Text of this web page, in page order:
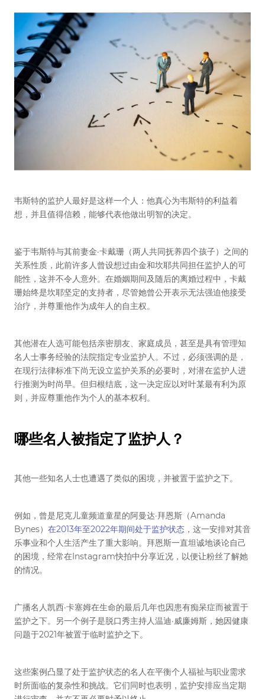
韦斯特的监护人最好是这样一个人：他真心为韦斯特的利益着
想，并且值得信赖，能够代表他做出明智的决定。
鉴于韦斯特与其前妻金·卡戴珊（两人共同抚养四个孩子）之间的
关系性质，此前许多人曾设想过由金和坎耶共同担任监护人的可
能性，这并不令人意外。在婚姻期间及随后的离婚过程中，卡戴
珊始终是坎耶坚定的支持者，尽管她曾公开表示无法强迫他接受
治疗，并尊重他作为成年人的自主权。
其他潜在人选可能包括亲密朋友、家庭成员，甚至是具有管理知
名人士事务经验的法院指定专业监护人。不过，必须强调的是，
在现行法律标准下尚无设立监护关系的必要时，对潜在监护人进
行推测为时尚早。但归根结底，这一决定应以对叶某最有利为原
则，并应尊重他作为个人的基本权利。
哪些名人被指定了监护人？
其他一些知名人士也遭遇了类似的困境，并被置于监护之下。
例如，曾是尼克儿童频道童星的阿曼达·拜恩斯（Amanda
Bynes） 在2013年至2022年期间处于监护状态 ，这一安排对其音
乐事业和个人生活产生了重大影响。拜恩斯一直坦诚地谈论自己
的困境，经常在Instagram快拍中分享近况，以便让粉丝了解她
的情况。
广播名人凯西·卡塞姆在生命的最后几年也因患有痴呆症而被置于
监护之下。另一个例子是脱口秀主持人温迪·威廉姆斯，她因健康
问题于2021年被置于临时监护之下。
这些案例凸显了处于监护状态的名人在平衡个人福祉与职业需求
时所面临的复杂性和挑战。它们同时也表明，监护安排应当定期